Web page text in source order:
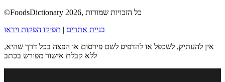
©FoodsDictionary 2026, כל הזכויות שמורות
בניית אתרים | תפיקו הפקות וידאו
אין להעתיק, לשכפל או להדפיס לשם פירסום או הפצה בכל דרך שהיא,
ללא קבלת אישור מפורש בכתב